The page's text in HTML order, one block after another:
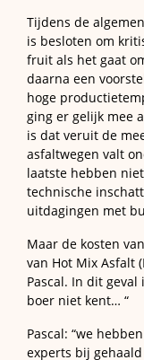
Tijdens de
is besloten om
fruit als het gaat
daarna een
hoge
ging er gelijk mee
is dat veruit de
asfaltwegen valt
laatste hebben
technische
uitdagingen met
Maar de kosten
van Hot Mix Asfalt
Pascal. In dit
boer niet kent… “
Pascal: “we
experts bij